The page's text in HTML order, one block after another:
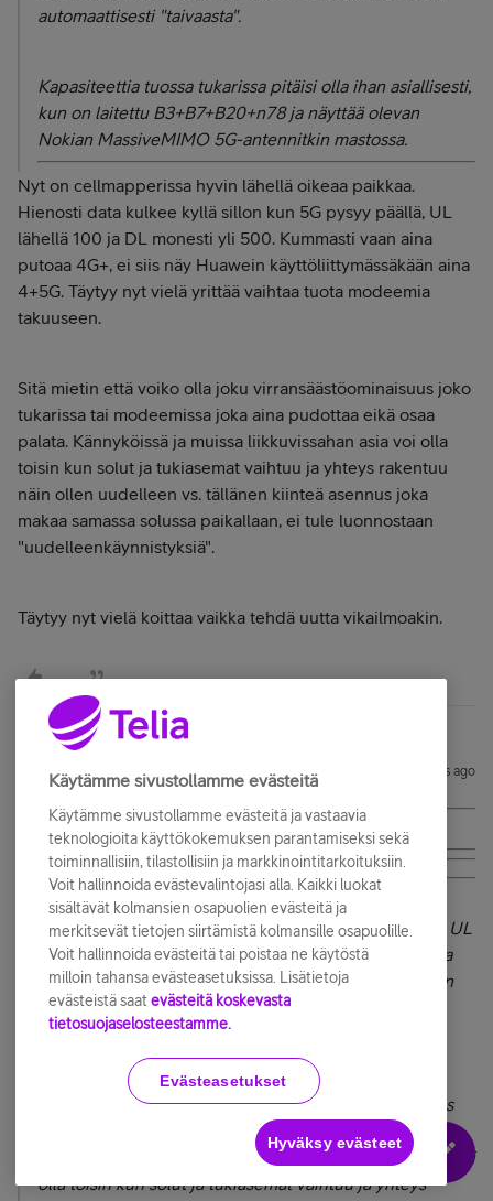
automaattisesti "taivaasta".
Kapasiteettia tuossa tukarissa pitäisi olla ihan asiallisesti,
kun on laitettu B3+B7+B20+n78 ja näyttää olevan
Nokian MassiveMIMO 5G-antennitkin mastossa.
Nyt on cellmapperissa hyvin lähellä oikeaa paikkaa.
Hienosti data kulkee kyllä sillon kun 5G pysyy päällä, UL
lähellä 100 ja DL monesti yli 500. Kummasti vaan aina
putoaa 4G+, ei siis näy Huawein käyttöliittymässäkään aina
4+5G. Täytyy nyt vielä yrittää vaihtaa tuota modeemia
takuuseen.
Sitä mietin että voiko olla joku virransäästöominaisuus joko
tukarissa tai modeemissa joka aina pudottaa eikä osaa
palata. Kännyköissä ja muissa liikkuvissahan asia voi olla
toisin kun solut ja tukiasemat vaihtuu ja yhteys rakentuu
näin ollen uudelleen vs. tällänen kiinteä asennus joka
makaa samassa solussa paikallaan, ei tule luonnostaan
"uudelleenkäynnistyksiä".
Täytyy nyt vielä koittaa vaikka tehdä uutta vikailmoakin.
JuhoOlliLo Forum|Forum|5 years ago
@opeura @ kirjoitti:
Nyt on cellmapperissa hyvin lähellä oikeaa paikkaa.
Hienosti data kulkee kyllä sillon kun 5G pysyy päällä, UL
lähellä 100 ja DL monesti yli 500. Kummasti vaan aina
putoaa 4G+, ei siis näy Huawein käyttöliittymässäkään
aina 4+5G. Täytyy nyt vielä yrittää vaihtaa tuota
modeemia takuuseen.
Sitä mietin että voiko olla joku virransäästöominaisuus
joko tukarissa tai modeemissa joka aina pudottaa eikä
osaa palata. Kännyköissä ja muissa liikkuvissahan asia voi
olla toisin kun solut ja tukiasemat vaihtuu ja yhteys
Käytämme sivustollamme evästeitä
Käytämme sivustollamme evästeitä ja vastaavia
teknologioita käyttökokemuksen parantamiseksi sekä
toiminnallisiin, tilastollisiin ja markkinointitarkoituksiin.
Voit hallinnoida evästevalintojasi alla. Kaikki luokat
sisältävät kolmansien osapuolien evästeitä ja
merkitsevät tietojen siirtämistä kolmansille osapuolille.
Voit hallinnoida evästeitä tai poistaa ne käytöstä
milloin tahansa evästeasetuksissa. Lisätietoja
evästeistä saat evästeitä koskevasta
tietosuojaselosteestamme.
Evästeasetukset
Hyväksy evästeet